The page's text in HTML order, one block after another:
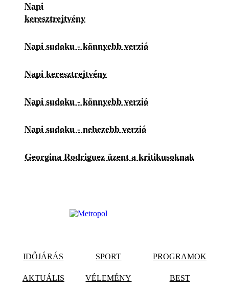
Napi
keresztrejtvény
Napi sudoku - könnyebb verzió
Napi keresztrejtvény
Napi sudoku - könnyebb verzió
Napi sudoku - nehezebb verzió
Georgina Rodriguez üzent a kritikusoknak
IDŐJÁRÁS SPORT PROGRAMOK
AKTUÁLIS VÉLEMÉNY BEST